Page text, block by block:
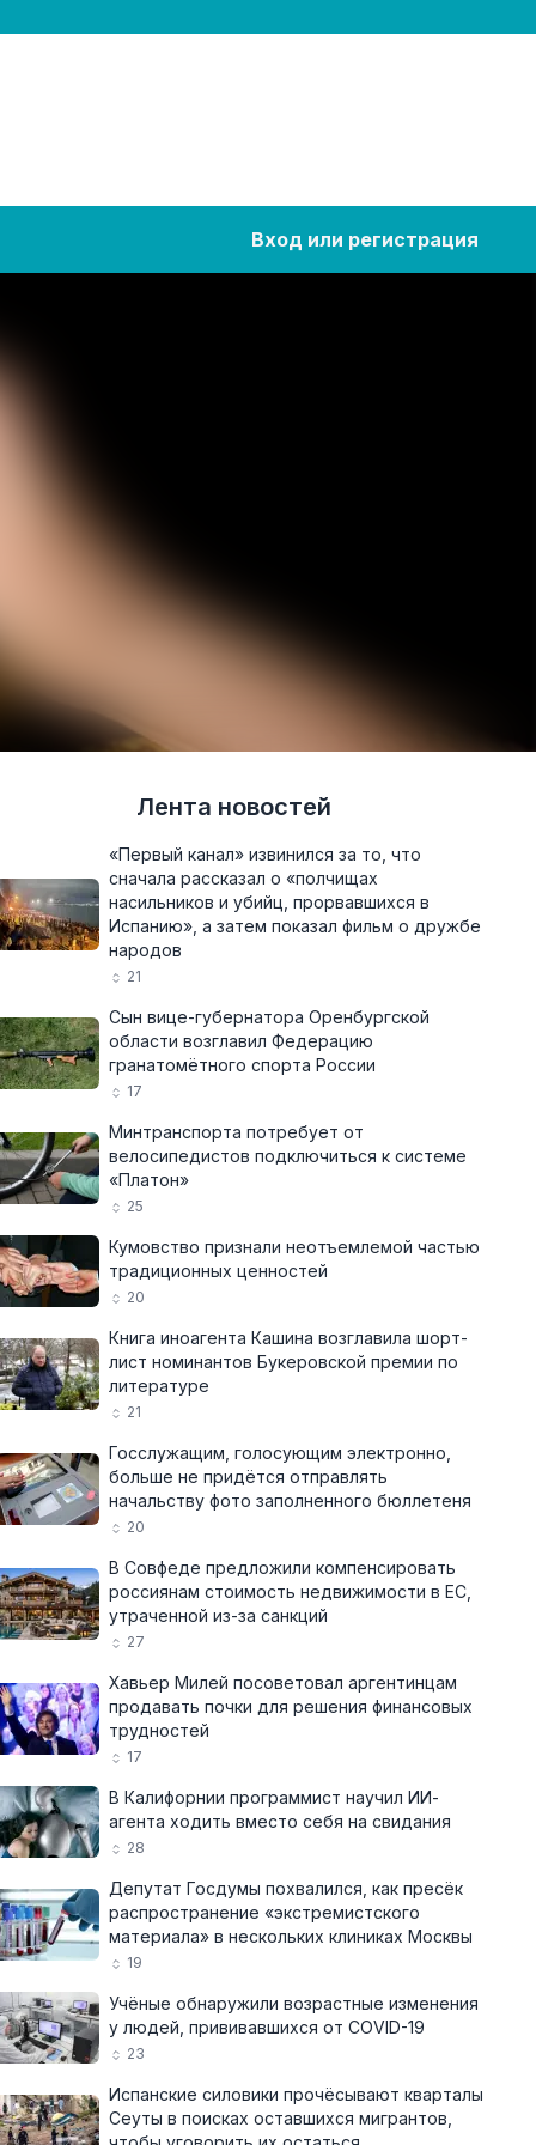
Вход или регистрация
Лента новостей
«Первый канал» извинился за то, что
сначала рассказал о «полчищах
насильников и убийц, прорвавшихся в
Испанию», а затем показал фильм о дружбе
народов
21
Сын вице-губернатора Оренбургской
области возглавил Федерацию
гранатомётного спорта России
17
Минтранспорта потребует от
велосипедистов подключиться к системе
«Платон»
25
Кумовство признали неотъемлемой частью
традиционных ценностей
20
Книга иноагента Кашина возглавила шорт-
лист номинантов Букеровской премии по
литературе
21
Госслужащим, голосующим электронно,
больше не придётся отправлять
начальству фото заполненного бюллетеня
20
В Совфеде предложили компенсировать
россиянам стоимость недвижимости в ЕС,
утраченной из-за санкций
27
Хавьер Милей посоветовал аргентинцам
продавать почки для решения финансовых
трудностей
17
В Калифорнии программист научил ИИ-
агента ходить вместо себя на свидания
28
Депутат Госдумы похвалился, как пресёк
распространение «экстремистского
материала» в нескольких клиниках Москвы
19
Учёные обнаружили возрастные изменения
у людей, прививавшихся от COVID-19
23
Испанские силовики прочёсывают кварталы
Сеуты в поисках оставшихся мигрантов,